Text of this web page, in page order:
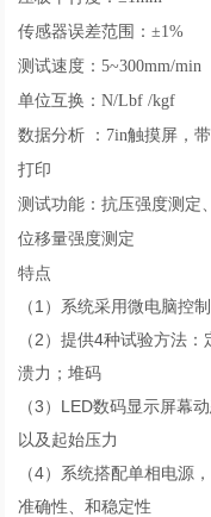
传感器误差范围：±1%
测试速度：5~300mm/min
单位互换：N/Lbf /kgf
数据分析 ：7in触摸屏，
打印
测试功能：抗压强度测定
位移量强度测定
特点
（1）系统采用微电脑控
（2）提供4种试验方法
溃力；堆码
（3）LED数码显示屏幕
以及起始压力
（4）系统搭配单相电源
准确性、和稳定性